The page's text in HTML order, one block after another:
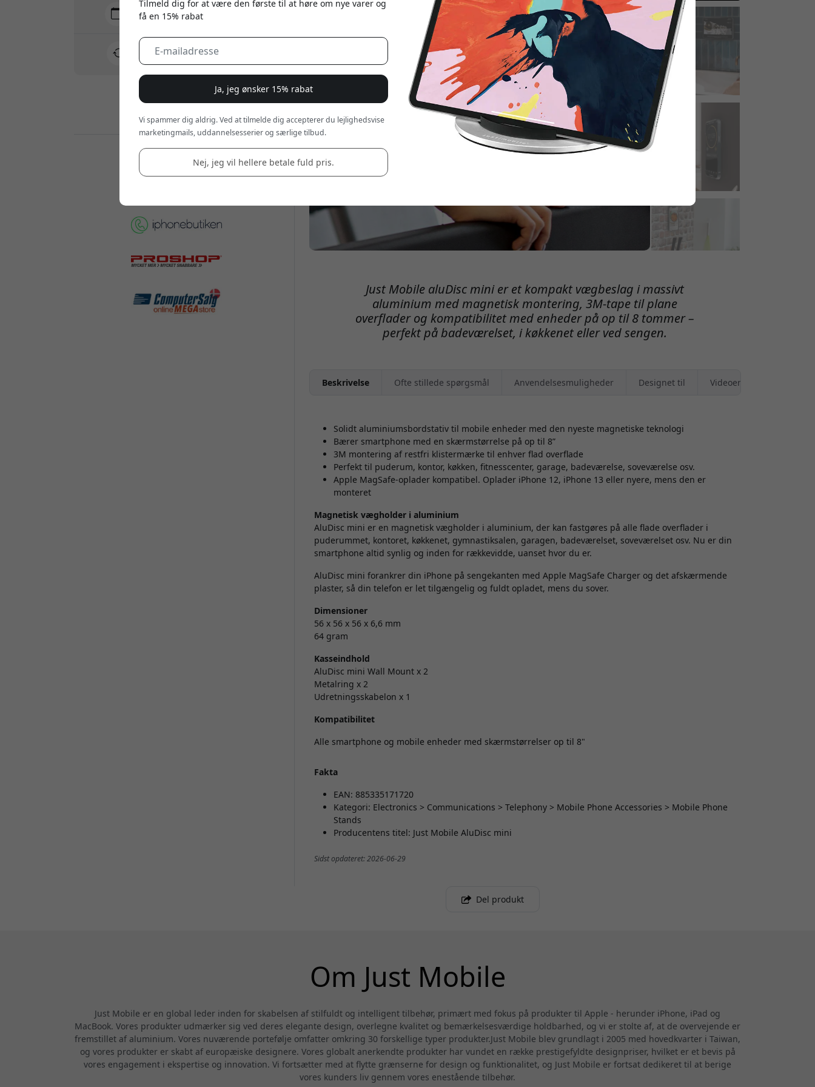
Just Mobile aluDisc mini er et kompakt vægbeslag i massivt
aluminium med magnetisk montering, 3M-tape til plane
overflader og kompatibilitet med enheder på op til 8 tommer –
perfekt på badeværelset, i køkkenet eller ved sengen.
Beskrivelse Ofte stillede spørgsmål Anvendelsesmuligheder Designet til Videoer
Solidt aluminiumsbordstativ til mobile enheder med den nyeste magnetiske teknologi
Bærer smartphone med en skærmstørrelse på op til 8”
3M montering af restfri klistermærke til enhver flad overflade
Perfekt til puderum, kontor, køkken, fitnesscenter, garage, badeværelse, soveværelse osv.
Apple MagSafe-oplader kompatibel. Oplader iPhone 12, iPhone 13 eller nyere, mens den er
monteret
Magnetisk vægholder i aluminium
AluDisc mini er en magnetisk vægholder i aluminium, der kan fastgøres på alle flade overflader i
puderummet, kontoret, køkkenet, gymnastiksalen, garagen, badeværelset, soveværelset osv. Nu er din
smartphone altid synlig og inden for rækkevidde, uanset hvor du er.
AluDisc mini forankrer din iPhone på sengekanten med Apple MagSafe Charger og det afskærmende
plaster, så din telefon er let tilgængelig og fuldt opladet, mens du sover.
Dimensioner
56 x 56 x 56 x 6,6 mm
64 gram
Kasseindhold
AluDisc mini Wall Mount x 2
Metalring x 2
Udretningsskabelon x 1
Kompatibilitet
Alle smartphone og mobile enheder med skærmstørrelser op til 8"
Fakta
EAN: 885335171720
Kategori: Electronics > Communications > Telephony > Mobile Phone Accessories > Mobile Phone
Stands
Producentens titel: Just Mobile AluDisc mini
Sidst opdateret: 2026-06-29
Levering 7-11 august
Hurtig og sporbar levering
30 dages returret
Del produkt
Om Just Mobile
Just Mobile er en global leder inden for skabelsen af stilfuldt og intelligent tilbehør, primært med fokus på produkter til Apple - herunder iPhone, iPad og
MacBook. Vores produkter udmærker sig ved deres elegante design, overlegne kvalitet og bemærkelsesværdige holdbarhed, og vi er stolte af, at de overvejende er
fremstillet af aluminium. Vores nuværende portefølje omfatter omkring 30 forskellige typer produkter.Just Mobile blev grundlagt i 2005 med hovedkvarter i Taiwan,
og vores produkter er skabt af europæiske designere. Vores globalt anerkendte produkter har vundet en række prestigefyldte designpriser, hvilket er et bevis på
vores engagement i ekspertise og innovation. Vi fortsætter med at flytte grænserne for design og funktionalitet, og Just Mobile er fortsat dedikeret til at berige
vores kunders liv gennem vores enestående tilbehør.
Tilmeld dig for at være den første til at høre om nye varer og
få en 15% rabat
Ja, jeg ønsker 15% rabat
Vi spammer dig aldrig. Ved at tilmelde dig accepterer du lejlighedsvise
marketingmails, uddannelsesserier og særlige tilbud.
Nej, jeg vil hellere betale fuld pris.